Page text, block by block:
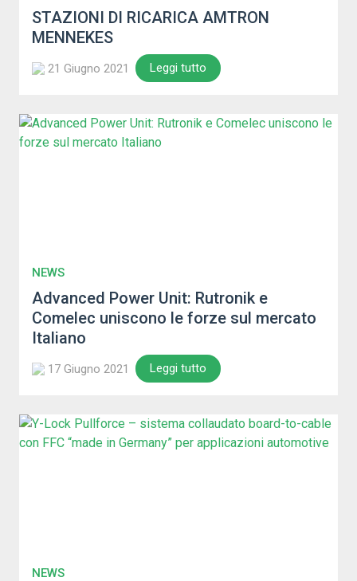
STAZIONI DI RICARICA AMTRON
MENNEKES
21 Giugno 2021 Leggi tutto
NEWS
Advanced Power Unit: Rutronik e
Comelec uniscono le forze sul mercato
Italiano
17 Giugno 2021 Leggi tutto
NEWS